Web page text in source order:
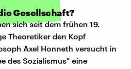
Gesellschaft?
sich seit dem frühen 19.
Theoretiker den Kopf
Axel Honneth versucht in
des Sozialismus" eine